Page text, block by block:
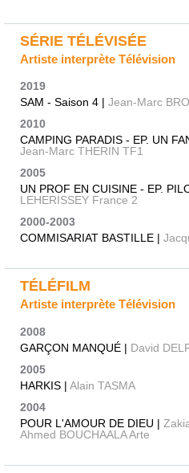
SÉRIE TÉLÉVISÉE
Artiste interprète Télévision
2019
SAM - Saison 4 | Jean-Marc
2010
CAMPING PARADIS - EP. UN
Jean-Marc THERIN TF1
2005
UN PROF EN CUISINE - EP.
LEHERISSEY France 2
2000-2003
COMMISARIAT BASTILLE |
TÉLÉFILM
Artiste interprète Télévision
2008
GARÇON MANQUÉ | David
2005
HARKIS | Alain TASMA
2004
POUR L'AMOUR DE DIEU |
Ahmed BOUCHAALA Arte